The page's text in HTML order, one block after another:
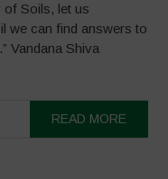
of Soils, let us
we can find answers to
Vandana Shiva
READ MORE